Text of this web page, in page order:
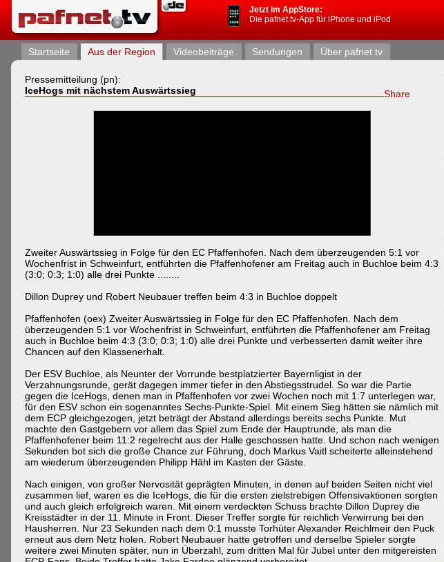
Jetzt im AppStore:
Die pafnet.tv-App für iPhone und iPod
Startseite Aus der Region Videobeiträge Sendungen Über pafnet.tv
Pressemitteilung (pn):
IceHogs mit nächstem Auswärtssieg
Share
Zweiter Auswärtssieg in Folge für den EC Pfaffenhofen. Nach dem überzeugenden 5:1 vor
Wochenfrist in Schweinfurt, entführten die Pfaffenhofener am Freitag auch in Buchloe beim 4:3
(3:0; 0:3; 1:0) alle drei Punkte ........
Dillon Duprey und Robert Neubauer treffen beim 4:3 in Buchloe doppelt
Pfaffenhofen (oex) Zweiter Auswärtssieg in Folge für den EC Pfaffenhofen. Nach dem
überzeugenden 5:1 vor Wochenfrist in Schweinfurt, entführten die Pfaffenhofener am Freitag
auch in Buchloe beim 4:3 (3:0; 0:3; 1:0) alle drei Punkte und verbesserten damit weiter ihre
Chancen auf den Klassenerhalt.
Der ESV Buchloe, als Neunter der Vorrunde bestplatzierter Bayernligist in der
Verzahnungsrunde, gerät dagegen immer tiefer in den Abstiegsstrudel. So war die Partie
gegen die IceHogs, denen man in Pfaffenhofen vor zwei Wochen noch mit 1:7 unterlegen war,
für den ESV schon ein sogenanntes Sechs-Punkte-Spiel. Mit einem Sieg hätten sie nämlich mit
dem ECP gleichgezogen, jetzt beträgt der Abstand allerdings bereits sechs Punkte. Mut
machte den Gastgebern vor allem das Spiel zum Ende der Hauptrunde, als man die
Pfaffenhofener beim 11:2 regelrecht aus der Halle geschossen hatte. Und schon nach wenigen
Sekunden bot sich die große Chance zur Führung, doch Markus Vaitl scheiterte alleinstehend
am wiederum überzeugenden Philipp Hähl im Kasten der Gäste.
Nach einigen, von großer Nervosität geprägten Minuten, in denen auf beiden Seiten nicht viel
zusammen lief, waren es die IceHogs, die für die ersten zielstrebigen Offensivaktionen sorgten
und auch gleich erfolgreich waren. Mit einem verdeckten Schuss brachte Dillon Duprey die
Kreisstädter in der 11. Minute in Front. Dieser Treffer sorgte für reichlich Verwirrung bei den
Hausherren. Nur 23 Sekunden nach dem 0:1 musste Torhüter Alexander Reichlmeir den Puck
erneut aus dem Netz holen. Robert Neubauer hatte getroffen und derselbe Spieler sorgte
weitere zwei Minuten später, nun in Überzahl, zum dritten Mal für Jubel unter den mitgereisten